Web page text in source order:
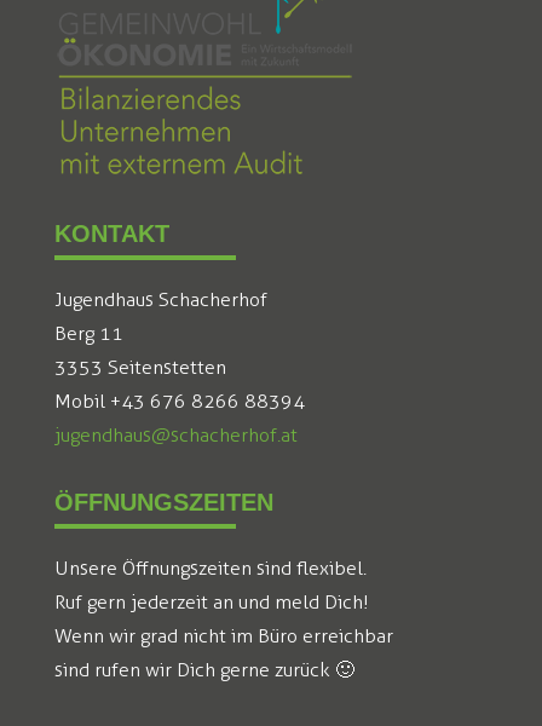
KONTAKT
Jugendhaus Schacherhof
Berg 11
3353 Seitenstetten
Mobil +43 676 8266 88394
jugendhaus@schacherhof.at
ÖFFNUNGSZEITEN
Unsere Öffnungszeiten sind flexibel.
Ruf gern jederzeit an und meld Dich!
Wenn wir grad nicht im Büro erreichbar
sind rufen wir Dich gerne zurück 🙂